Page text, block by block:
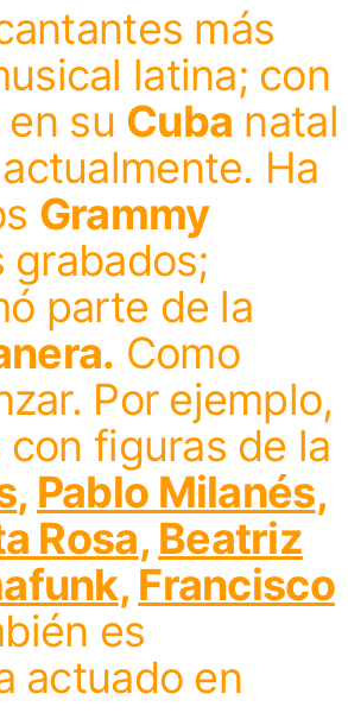
más
latina; con
su Cuba natal
Ha
Grammy
grabados;
parte de la
Como
Por ejemplo,
figuras de la
, Pablo Milanés,
Rosa, Beatriz
, Francisco
es
actuado en